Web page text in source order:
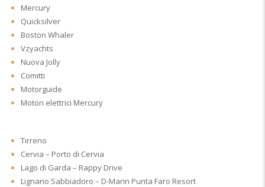
Mercury
Quicksilver
Boston Whaler
Vzyachts
Nuova Jolly
Comitti
Motorguide
Motori elettrici Mercury
Tirreno
Cervia – Porto di Cervia
Lago di Garda – Rappy Drive
Lignano Sabbiadoro – D-Marin Punta Faro Resort